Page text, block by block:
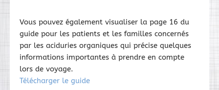
Vous pouvez également visualiser la page 16 du
guide pour les patients et les familles concernés
par les aciduries organiques qui précise quelques
informations importantes à prendre en compte
lors de voyage.
Télécharger le guide